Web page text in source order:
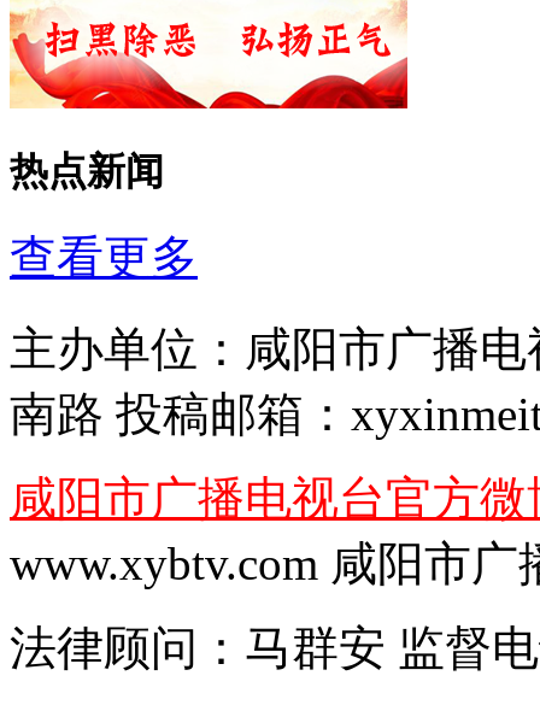
热点新闻
查看更多
主办单位： 咸阳市广播电
南路 投稿邮箱：
咸阳市广播电视台官方微
www.xybtv.com 咸阳市
法律顾问： 马群安 监督